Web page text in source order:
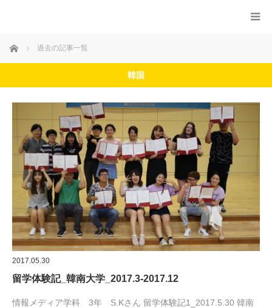
ホーム 過去の記事一覧
韓国
2017.05.30
留学体験記_韓南大学_2017.3-2017.12
情報メディア学科 3年 S.Kさん 留学体験記1_2017.5.30 韓南